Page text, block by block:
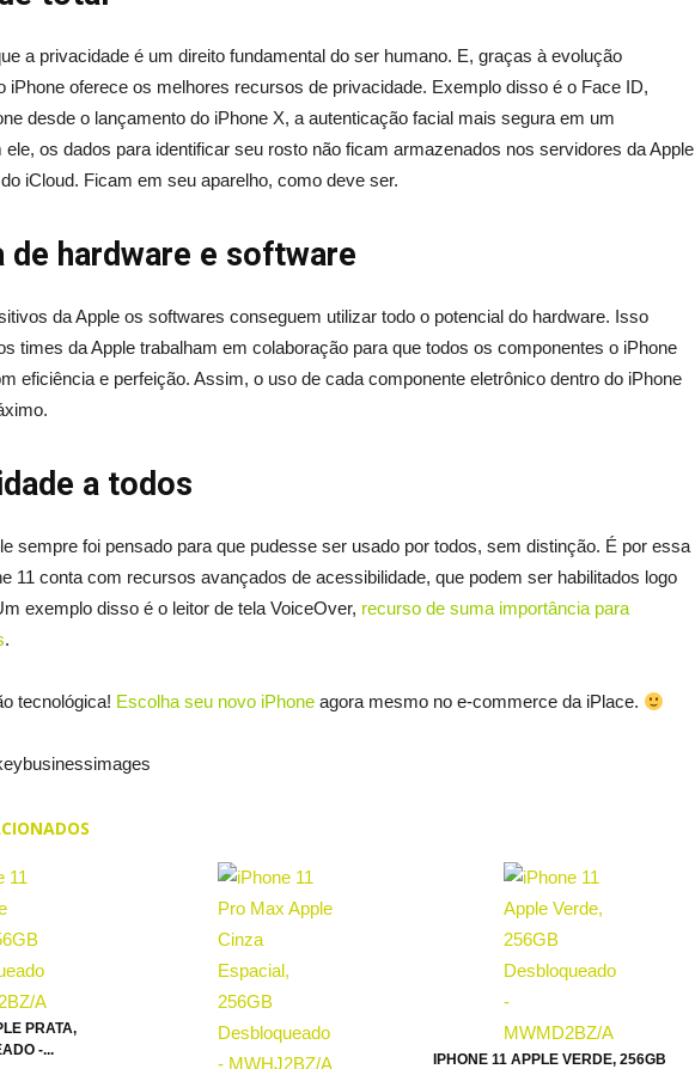
a privacidade é um direito fundamental do ser humano. E, graças à evolução
iPhone oferece os melhores recursos de privacidade. Exemplo disso é o Face ID,
desde o lançamento do iPhone X, a autenticação facial mais segura em um
os dados para identificar seu rosto não ficam armazenados nos servidores da Apple
iCloud. Ficam em seu aparelho, como deve ser.
de hardware e software
da Apple os softwares conseguem utilizar todo o potencial do hardware. Isso
times da Apple trabalham em colaboração para que todos os componentes o iPhone
eficiência e perfeição. Assim, o uso de cada componente eletrônico dentro do iPhone
a todos
sempre foi pensado para que pudesse ser usado por todos, sem distinção. É por essa
11 conta com recursos avançados de acessibilidade, que podem ser habilitados logo
exemplo disso é o leitor de tela VoiceOver, recurso de suma importância para
.
tecnológica! Escolha seu novo iPhone agora mesmo no e-commerce da iPlace.
PRATA,
-...
IPHONE 11 APPLE VERDE, 256GB